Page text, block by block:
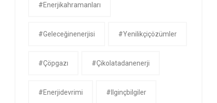
#enerjikahramanları
#geleceğinenerjisi #yenilikçiçözümler
#çöpgazı #çikolatadanenerji
#enerjidevrimi #ilginçbilgiler